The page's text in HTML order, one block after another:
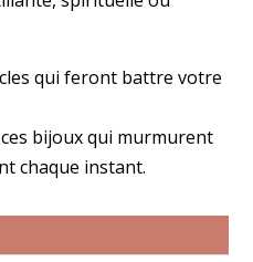
qui feront battre votre
bijoux qui murmurent
chaque instant.